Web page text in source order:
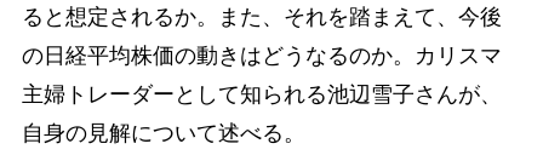
ると想定されるか。また、それを踏まえて、今後
の日経平均株価の動きはどうなるのか。カリスマ
主婦トレーダーとして知られる池辺雪子さんが、
自身の見解について述べる。